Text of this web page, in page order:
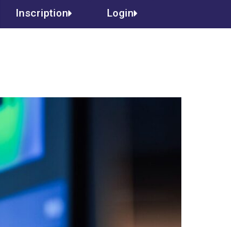
Inscription Login